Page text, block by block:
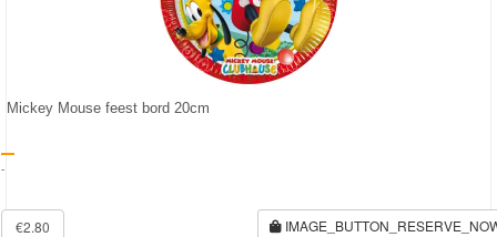
OP=OP!
Mickey Mouse feest bord 20cm
-
€2.80